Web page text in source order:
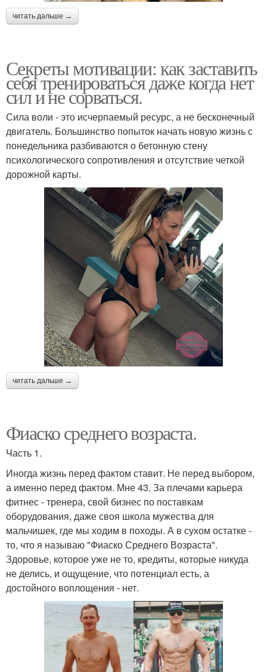
читать дальше →
Секреты мотивации: как заставить
себя тренироваться даже когда нет
сил и не сорваться.
Сила воли - это исчерпаемый ресурс, а не бесконечный
двигатель. Большинство попыток начать новую жизнь с
понедельника разбиваются о бетонную стену
психологического сопротивления и отсутствие четкой
дорожной карты.
читать дальше →
Фиаско среднего возраста.
Часть 1.
Иногда жизнь перед фактом ставит. Не перед выбором,
а именно перед фактом. Мне 43. За плечами карьера
фитнес - тренера, свой бизнес по поставкам
оборудования, даже своя школа мужества для
мальчишек, где мы ходим в походы. А в сухом остатке -
то, что я называю "Фиаско Среднего Возраста".
Здоровье, которое уже не то, кредиты, которые никуда
не делись, и ощущение, что потенциал есть, а
достойного воплощения - нет.